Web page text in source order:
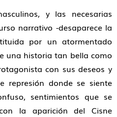
y las necesarias
narrativo -desaparece la
por un atormentado
una historia tan bella como
con sus deseos y
represión donde se siente
sentimientos que se
la aparición del Cisne